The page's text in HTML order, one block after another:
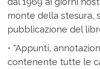
monte della stesura,
pubblicazione del
• "Appunti,
contenente tutte le